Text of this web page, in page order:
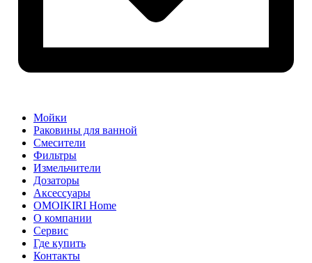
Мойки
Раковины для ванной
Смесители
Фильтры
Измельчители
Дозаторы
Аксессуары
OMOIKIRI Home
О компании
Сервис
Где купить
Контакты